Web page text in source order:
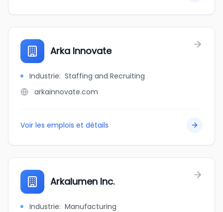
Arka Innovate
Industrie: Staffing and Recruiting
arkainnovate.com
Voir les emplois et détails
Arkalumen Inc.
Industrie: Manufacturing